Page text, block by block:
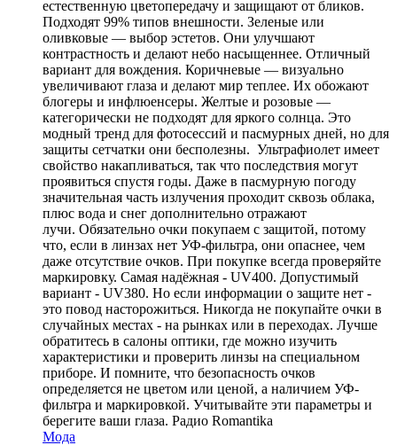
естественную цветопередачу и защищают от бликов.
Подходят 99% типов внешности. Зеленые или
оливковые — выбор эстетов. Они улучшают
контрастность и делают небо насыщеннее. Отличный
вариант для вождения. Коричневые — визуально
увеличивают глаза и делают мир теплее. Их обожают
блогеры и инфлюенсеры. Желтые и розовые —
категорически не подходят для яркого солнца. Это
модный тренд для фотосессий и пасмурных дней, но для
защиты сетчатки они бесполезны. Ультрафиолет имеет
свойство накапливаться, так что последствия могут
проявиться спустя годы. Даже в пасмурную погоду
значительная часть излучения проходит сквозь облака,
плюс вода и снег дополнительно отражают
лучи. Обязательно очки покупаем с защитой, потому
что, если в линзах нет УФ-фильтра, они опаснее, чем
даже отсутствие очков. При покупке всегда проверяйте
маркировку. Самая надёжная - UV400. Допустимый
вариант - UV380. Но если информации о защите нет -
это повод насторожиться. Никогда не покупайте очки в
случайных местах - на рынках или в переходах. Лучше
обратитесь в салоны оптики, где можно изучить
характеристики и проверить линзы на специальном
приборе. И помните, что безопасность очков
определяется не цветом или ценой, а наличием УФ-
фильтра и маркировкой. Учитывайте эти параметры и
берегите ваши глаза. Радио Romantika
Мода